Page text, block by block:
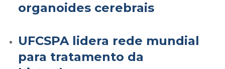
organoides cerebrais
UFCSPA lidera rede mundial
para tratamento da